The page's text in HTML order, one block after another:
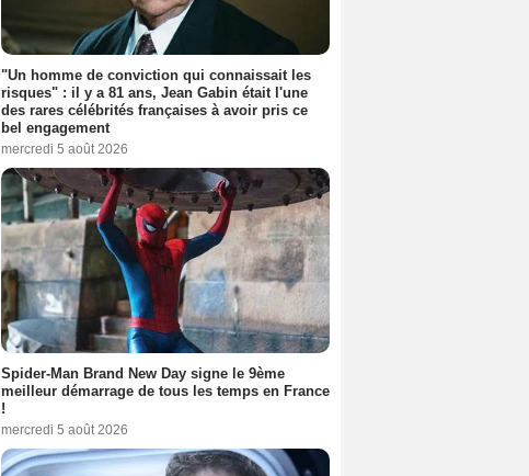
"Un homme de conviction qui connaissait les
risques" : il y a 81 ans, Jean Gabin était l'une
des rares célébrités françaises à avoir pris ce
bel engagement
mercredi 5 août 2026
Spider-Man Brand New Day signe le 9ème
meilleur démarrage de tous les temps en France
!
mercredi 5 août 2026